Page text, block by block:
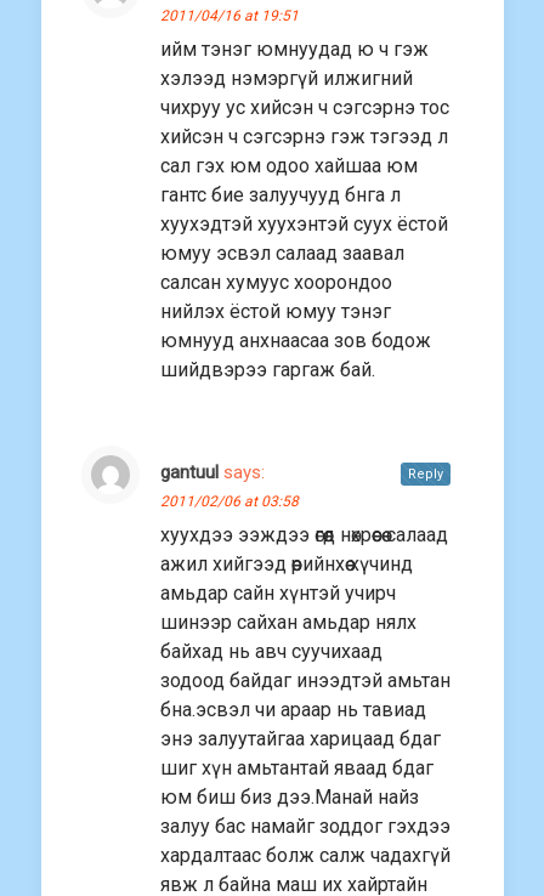
2011/04/16 at 19:51
ийм тэнэг юмнуудад ю ч гэж
хэлээд нэмэргүй илжигний
чихруу ус хийсэн ч сэгсэрнэ тос
хийсэн ч сэгсэрнэ гэж тэгээд л
сал гэх юм одоо хайшаа юм
гантс бие залуучууд бнга л
хуухэдтэй хуухэнтэй суух ёстой
юмуу эсвэл салаад заавал
салсан хумуус хоорондоо
нийлэх ёстой юмуу тэнэг
юмнууд анхнаасаа зов бодож
шийдвэрээ гаргаж бай.
gantuul says:
2011/02/06 at 03:58
хуухдээ ээждээ өгөөд нөхрөөсөө салаад
ажил хийгээд өөрийнхөө хүчинд
амьдар сайн хүнтэй учирч
шинээр сайхан амьдар нялх
байхад нь авч суучихаад
зодоод байдаг инээдтэй амьтан
бна.эсвэл чи араар нь тавиад
энэ залуутайгаа харицаад бдаг
шиг хүн амьтантай яваад бдаг
юм биш биз дээ.Манай найз
залуу бас намайг зоддог гэхдээ
хардалтаас болж салж чадахгүй
явж л байна маш их хайртайн
Reply